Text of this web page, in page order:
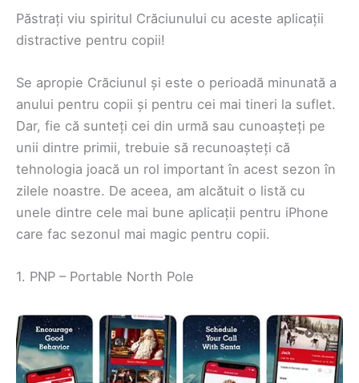
Păstrați viu spiritul Crăciunului cu aceste aplicații
distractive pentru copii!
Se apropie Crăciunul și este o perioadă minunată a
anului pentru copii și pentru cei mai tineri la suflet.
Dar, fie că sunteți cei din urmă sau cunoașteți pe
unii dintre primii, trebuie să recunoașteți că
tehnologia joacă un rol important în acest sezon în
zilele noastre. De aceea, am alcătuit o listă cu
unele dintre cele mai bune aplicații pentru iPhone
care fac sezonul mai magic pentru copii.
1. PNP – Portable North Pole